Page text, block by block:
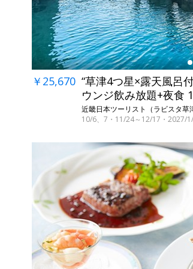
￥25,670 “草津4つ星×露天風呂
ウンジ飲み放題+夜食
近畿日本ツーリスト（ラビスタ草
10/6、7・11/24～12/17・2027/